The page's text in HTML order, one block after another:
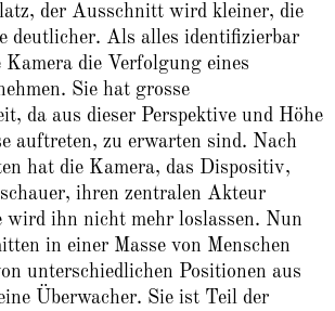
der Ausschnitt wird kleiner, die
deutlicher. Als alles identifizierbar
die Verfolgung eines
Sie hat grosse
da aus dieser Perspektive und Höhe
auftreten, zu erwarten sind. Nach
hat die Kamera, das Dispositiv,
ihren zentralen Akteur
wird ihn nicht mehr loslassen. Nun
in einer Masse von Menschen
unterschiedlichen Positionen aus
Überwacher. Sie ist Teil der